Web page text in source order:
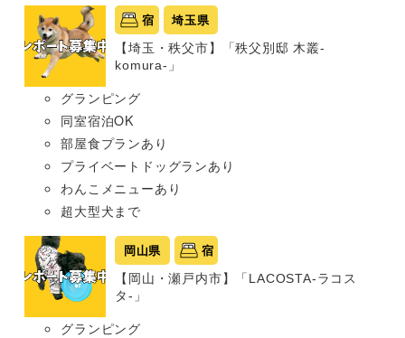
宿 埼玉県
【埼玉・秩父市】「秩父別邸 木叢-
komura-」
グランピング
同室宿泊OK
部屋食プランあり
プライベートドッグランあり
わんこメニューあり
超大型犬まで
岡山県 宿
【岡山・瀬戸内市】「LACOSTA-ラコス
タ-」
グランピング